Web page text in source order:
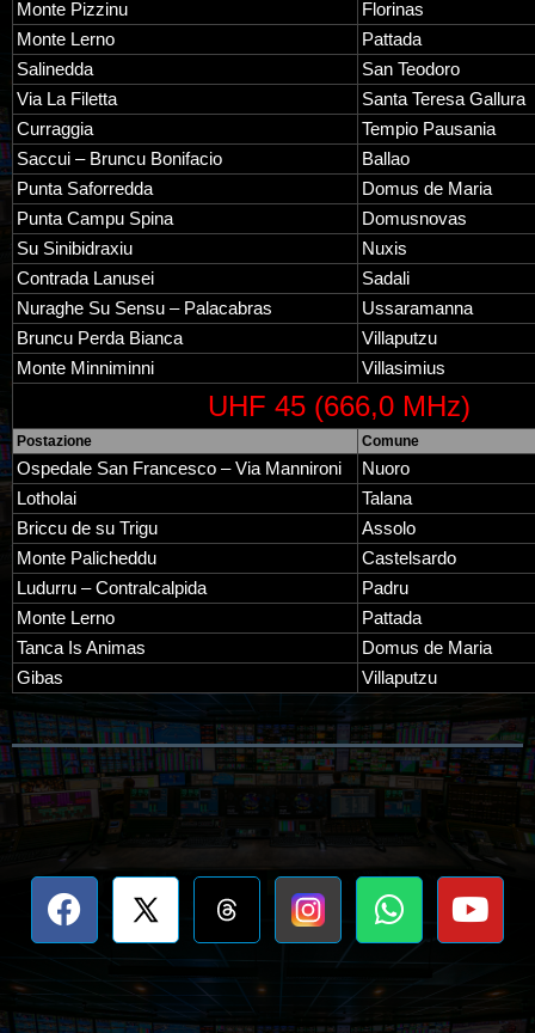
Monte Pizzinu
Florinas
Monte Lerno
Pattada
Salinedda
San Teodoro
Via La Filetta
Santa Teresa Gallura
Curraggia
Tempio Pausania
Saccui – Bruncu Bonifacio
Ballao
Punta Saforredda
Domus de Maria
Punta Campu Spina
Domusnovas
Su Sinibidraxiu
Nuxis
Contrada Lanusei
Sadali
Nuraghe Su Sensu – Palacabras
Ussaramanna
Bruncu Perda Bianca
Villaputzu
Monte Minniminni
Villasimius
UHF 45 (666,0 MHz)
Postazione Comune
Ospedale San Francesco – Via Mannironi
Nuoro
Lotholai
Talana
Briccu de su Trigu
Assolo
Monte Palicheddu
Castelsardo
Ludurru – Contralcalpida
Padru
Monte Lerno
Pattada
Tanca Is Animas
Domus de Maria
Gibas
Villaputzu